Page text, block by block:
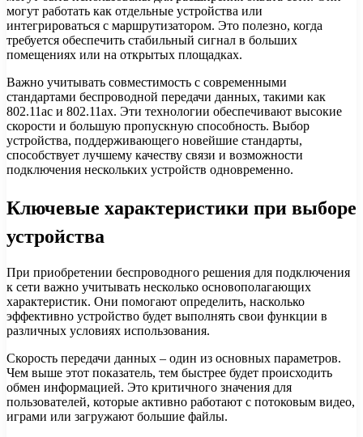
могут работать как отдельные устройства или
интегрироваться с маршрутизатором. Это полезно, когда
требуется обеспечить стабильный сигнал в больших
помещениях или на открытых площадках.
Важно учитывать совместимость с современными
стандартами беспроводной передачи данных, такими как
802.11ac и 802.11ax. Эти технологии обеспечивают высокие
скорости и большую пропускную способность. Выбор
устройства, поддерживающего новейшие стандарты,
способствует лучшему качеству связи и возможности
подключения нескольких устройств одновременно.
Ключевые характеристики при выборе
устройства
При приобретении беспроводного решения для подключения
к сети важно учитывать несколько основополагающих
характеристик. Они помогают определить, насколько
эффективно устройство будет выполнять свои функции в
различных условиях использования.
Скорость передачи данных – один из основных параметров.
Чем выше этот показатель, тем быстрее будет происходить
обмен информацией. Это критичного значения для
пользователей, которые активно работают с потоковым видео,
играми или загружают большие файлы.